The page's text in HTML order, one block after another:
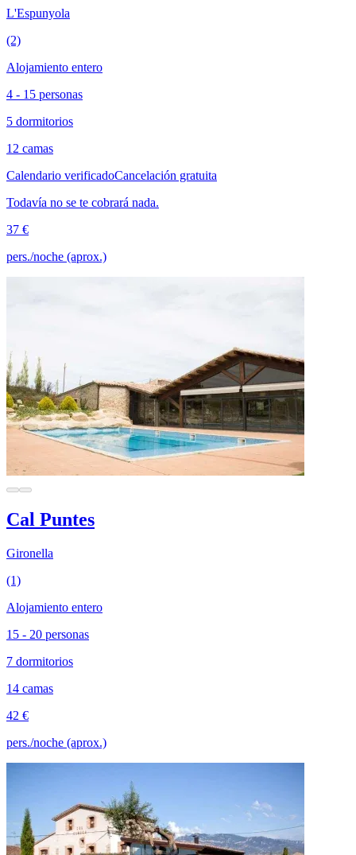
L'Espunyola
(2)
Alojamiento entero
4 - 15 personas
5 dormitorios
12 camas
Calendario verificadoCancelación gratuita
Todavía no se te cobrará nada.
37 €
pers./noche (aprox.)
Cal Puntes
Gironella
(1)
Alojamiento entero
15 - 20 personas
7 dormitorios
14 camas
42 €
pers./noche (aprox.)